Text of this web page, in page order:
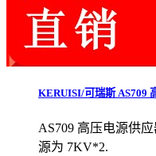
KERUISI/可瑞斯 AS709
AS709 高压电源供
源为 7KV*2.